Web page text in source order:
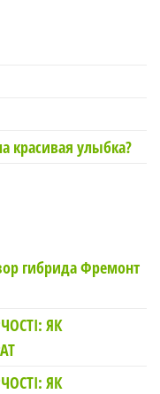
красивая улыбка?
гибрида Фремонт
ЯК
ЯК